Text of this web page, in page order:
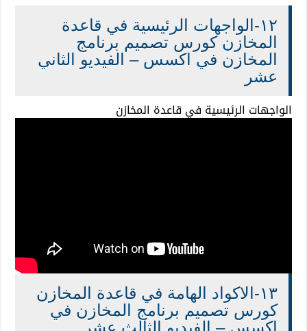
١٢-الواجهات الرئيسية في قاعدة
المخازن كورس تصميم برنامج
المخازن في اكسس – الفيديو الثاني
عشر
الواجهات الرئيسية في قاعدة المخازن
١٣-الاكواد الهامة في قاعدة المخازن
كورس تصميم برنامج المخازن في
اكسس – الفيديو الثالث عشر